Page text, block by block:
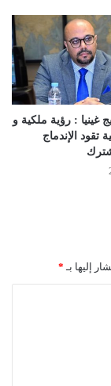
غينيا : رؤية ملكية و
تقود الإندماج
إليها بـ *